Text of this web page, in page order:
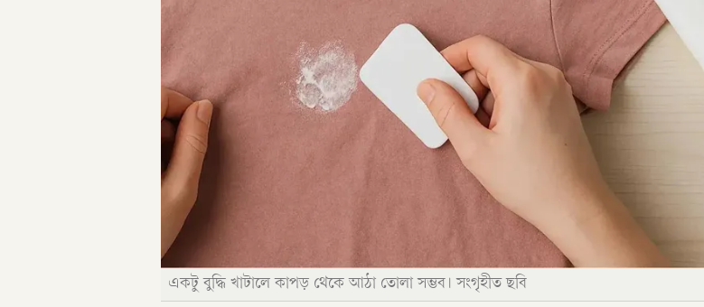
একটু বুদ্ধি খাটালে কাপড় থেকে আঠা তোলা সম্ভব। সংগৃহীত ছবি